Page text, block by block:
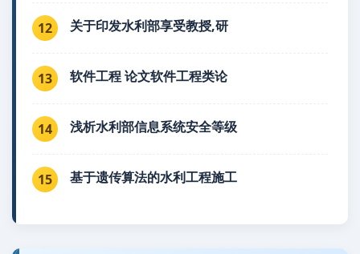
12 关于印发水利部享受教授,研
13 软件工程 论文软件工程类论
14 浅析水利部信息系统安全等级
15 基于遗传算法的水利工程施工